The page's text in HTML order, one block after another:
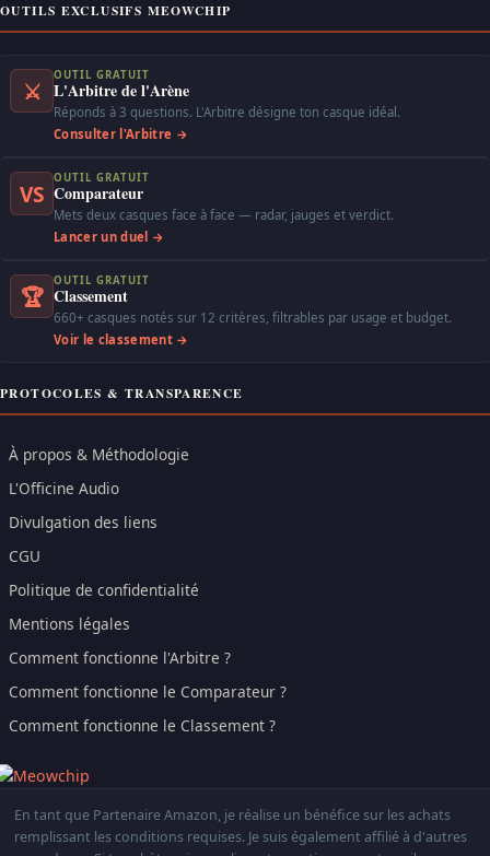
OUTILS EXCLUSIFS MEOWCHIP
⚔
OUTIL GRATUIT
L'Arbitre de l'Arène
Réponds à 3 questions. L'Arbitre désigne ton casque idéal.
Consulter l'Arbitre →
VS
OUTIL GRATUIT
Comparateur
Mets deux casques face à face — radar, jauges et verdict.
Lancer un duel →
🏆
OUTIL GRATUIT
Classement
660+ casques notés sur 12 critères, filtrables par usage et budget.
Voir le classement →
PROTOCOLES & TRANSPARENCE
À propos & Méthodologie
L'Officine Audio
Divulgation des liens
CGU
Politique de confidentialité
Mentions légales
Comment fonctionne l'Arbitre ?
Comment fonctionne le Comparateur ?
Comment fonctionne le Classement ?
En tant que Partenaire Amazon, je réalise un bénéfice sur les achats
remplissant les conditions requises. Je suis également affilié à d'autres